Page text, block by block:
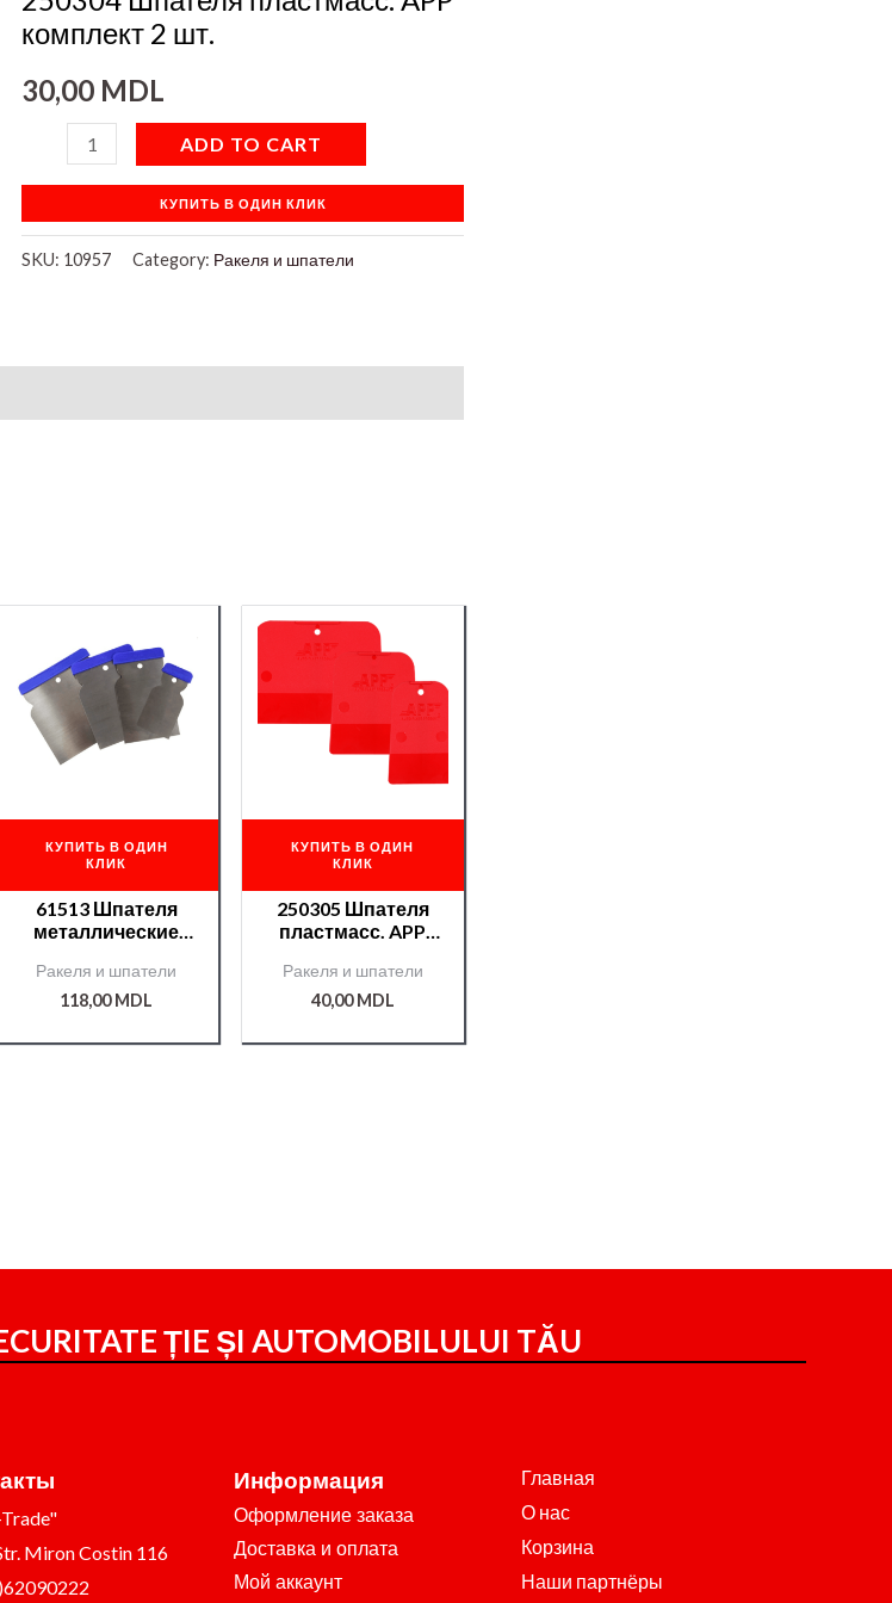
комплект 2 шт.
30,00 MDL
ADD TO CART
КУПИТЬ В ОДИН КЛИК
SKU: 10957 Category: Ракеля и шпатели
КУПИТЬ В ОДИН
КЛИК
61513 Шпателя
металлические
Ракеля и шпатели
118,00MDL
КУПИТЬ В ОДИН
КЛИК
250305 Шпателя
пластмасс. APP
Ракеля и шпатели
40,00MDL
ȚIE ȘI AUTOMOBILULUI TĂU
Miron Costin 116
Информация
Оформление заказа
Доставка и оплата
Мой аккаунт
Главная
О нас
Корзина
Наши партнёры